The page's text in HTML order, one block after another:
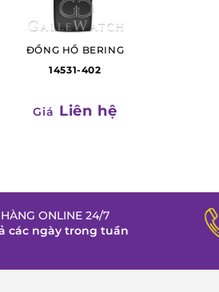
ĐỒNG HỒ BERING
14531-402
Giá Liên hệ
ONLINE 24/7
các ngày trong tuần